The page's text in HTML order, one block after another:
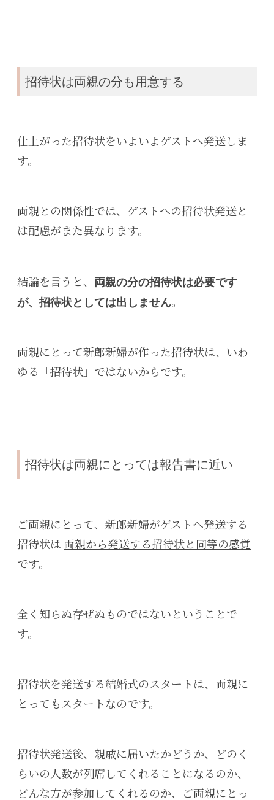
招待状は両親の分も用意する
仕上がった招待状をいよいよゲストへ発送しま
す。
両親との関係性では、ゲストへの招待状発送と
は配慮がまた異なります。
結論を言うと、
両親の分の招待状は必要です
が、招待状としては出しません。
両親にとって新郎新婦が作った招待状は、いわ
ゆる「招待状」ではないからです。
招待状は両親にとっては報告書に近い
ご両親にとって、新郎新婦がゲストへ発送する
招待状は 両親から発送する招待状と同等の感覚
です。
全く知らぬ存ぜぬものではないということで
す。
招待状を発送する結婚式のスタートは、両親に
とってもスタートなのです。
招待状発送後、親戚に届いたかどうか、どのく
らいの人数が列席してくれることになるのか、
どんな方が参加してくれるのか、ご両親にとっ